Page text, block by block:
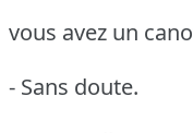
vous avez un
- Sans doute.